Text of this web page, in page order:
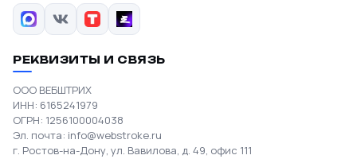
РЕКВИЗИТЫ И СВЯЗЬ
ООО ВЕБШТРИХ
ИНН: 6165241979
ОГРН: 1256100004038
Эл. почта: info@webstroke.ru
г. Ростов-на-Дону, ул. Вавилова, д. 49, офис 111